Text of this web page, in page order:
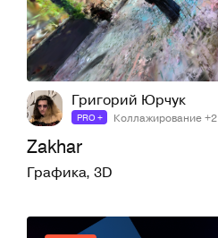
Григорий Юрчук
PRO + Коллажирование +2
Zakhar
Графика, 3D